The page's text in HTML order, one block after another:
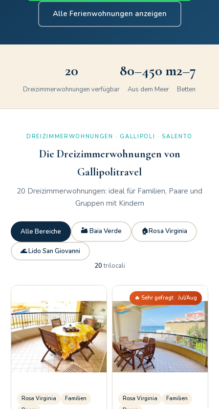
Alle Ferienwohnungen anzeigen
20
Dreizimmerwohnungen verfügbar
80–450 m
Aus dem Meer
2–7
Betten
DREIZIMMERWOHNUNGEN · GALLIPOLI · SALENTO
Die Dreizimmerwohnungen von
Gallipolitravel
20 Dreizimmerwohnungen: ideal für Familien, Paare und
Gruppen mit Kindern
Alle Bereiche 🏜 Baia Verde 🏠Rosa Virginia
🌊 Lido San Giovanni
20trilocali
Rosa Virginia
Familien
🔥 Sehr gefragt · Jul/Aug
Rosa Virginia
Familien